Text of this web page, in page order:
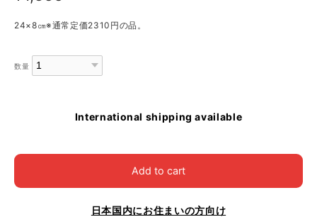
24×8㎝※通常定価2310円の品。
数量
International shipping available
Add to cart
日本国内にお住まいの方向け